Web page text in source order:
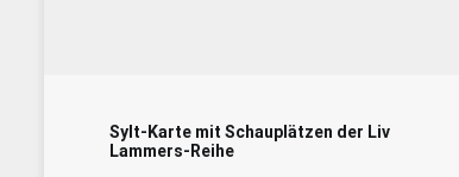
Sylt-Karte mit Schauplätzen der Liv
Lammers-Reihe